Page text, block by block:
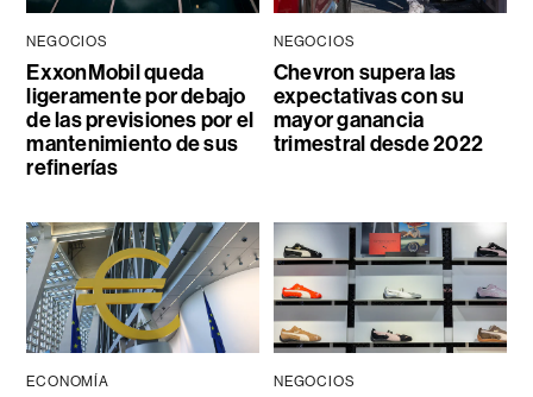
NEGOCIOS
ExxonMobil queda
ligeramente por debajo
de las previsiones por el
mantenimiento de sus
refinerías
NEGOCIOS
Chevron supera las
expectativas con su
mayor ganancia
trimestral desde 2022
ECONOMÍA NEGOCIOS